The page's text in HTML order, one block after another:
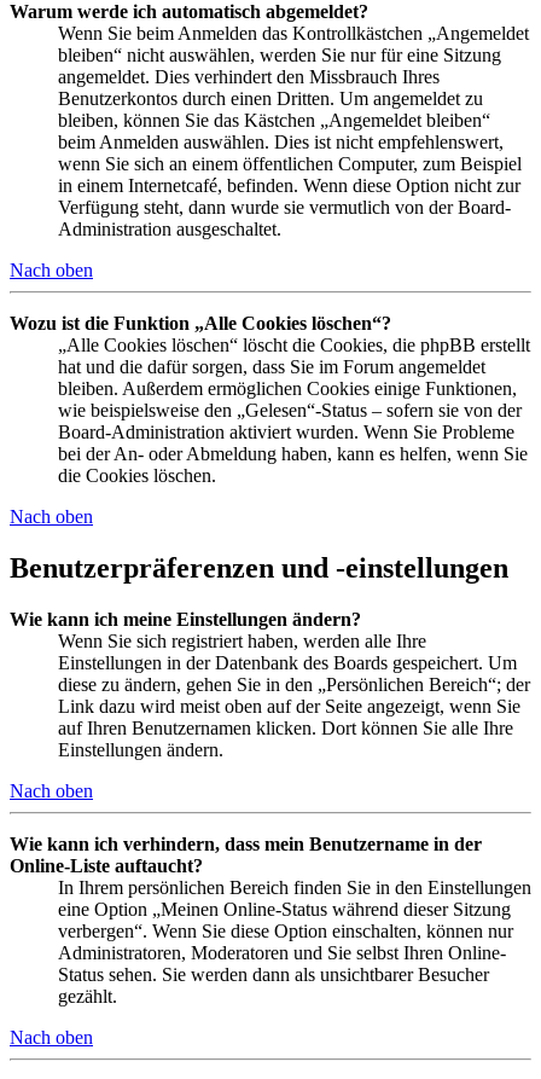
Warum werde ich automatisch abgemeldet?
Wenn Sie beim Anmelden das Kontrollkästchen „Angemeldet
bleiben“ nicht auswählen, werden Sie nur für eine Sitzung
angemeldet. Dies verhindert den Missbrauch Ihres
Benutzerkontos durch einen Dritten. Um angemeldet zu
bleiben, können Sie das Kästchen „Angemeldet bleiben“
beim Anmelden auswählen. Dies ist nicht empfehlenswert,
wenn Sie sich an einem öffentlichen Computer, zum Beispiel
in einem Internetcafé, befinden. Wenn diese Option nicht zur
Verfügung steht, dann wurde sie vermutlich von der Board-
Administration ausgeschaltet.
Nach oben
Wozu ist die Funktion „Alle Cookies löschen“?
„Alle Cookies löschen“ löscht die Cookies, die phpBB erstellt
hat und die dafür sorgen, dass Sie im Forum angemeldet
bleiben. Außerdem ermöglichen Cookies einige Funktionen,
wie beispielsweise den „Gelesen“-Status – sofern sie von der
Board-Administration aktiviert wurden. Wenn Sie Probleme
bei der An- oder Abmeldung haben, kann es helfen, wenn Sie
die Cookies löschen.
Nach oben
Benutzerpräferenzen und -einstellungen
Wie kann ich meine Einstellungen ändern?
Wenn Sie sich registriert haben, werden alle Ihre
Einstellungen in der Datenbank des Boards gespeichert. Um
diese zu ändern, gehen Sie in den „Persönlichen Bereich“; der
Link dazu wird meist oben auf der Seite angezeigt, wenn Sie
auf Ihren Benutzernamen klicken. Dort können Sie alle Ihre
Einstellungen ändern.
Nach oben
Wie kann ich verhindern, dass mein Benutzername in der
Online-Liste auftaucht?
In Ihrem persönlichen Bereich finden Sie in den Einstellungen
eine Option „Meinen Online-Status während dieser Sitzung
verbergen“. Wenn Sie diese Option einschalten, können nur
Administratoren, Moderatoren und Sie selbst Ihren Online-
Status sehen. Sie werden dann als unsichtbarer Besucher
gezählt.
Nach oben